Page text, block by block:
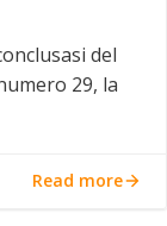
del
29, la
Read more